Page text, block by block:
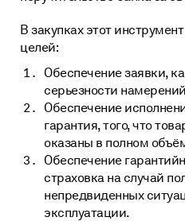
В закупках этот
целей:
Обеспечение заявки,
серьезности
Обеспечение
гарантия, того, что
оказаны в полном
Обеспечение
страховка на случай
непредвиденных
эксплуатации.